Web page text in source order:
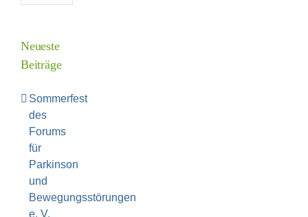
Neueste
Beiträge
Sommerfest
des
Forums
für
Parkinson
und
Bewegungsstörungen
e. V.